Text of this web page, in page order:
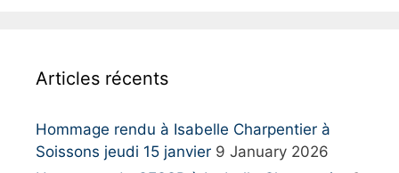
f
r
:
Articles récents
Hommage rendu à Isabelle Charpentier à
Soissons jeudi 15 janvier 9 January 2026